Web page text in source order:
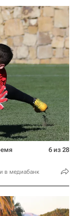
в медиабанк
6 из 28